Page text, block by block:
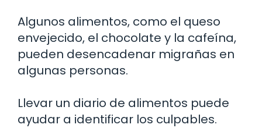
Algunos alimentos, como el queso
envejecido, el chocolate y la cafeína,
pueden desencadenar migrañas en
algunas personas.
Llevar un diario de alimentos puede
ayudar a identificar los culpables.